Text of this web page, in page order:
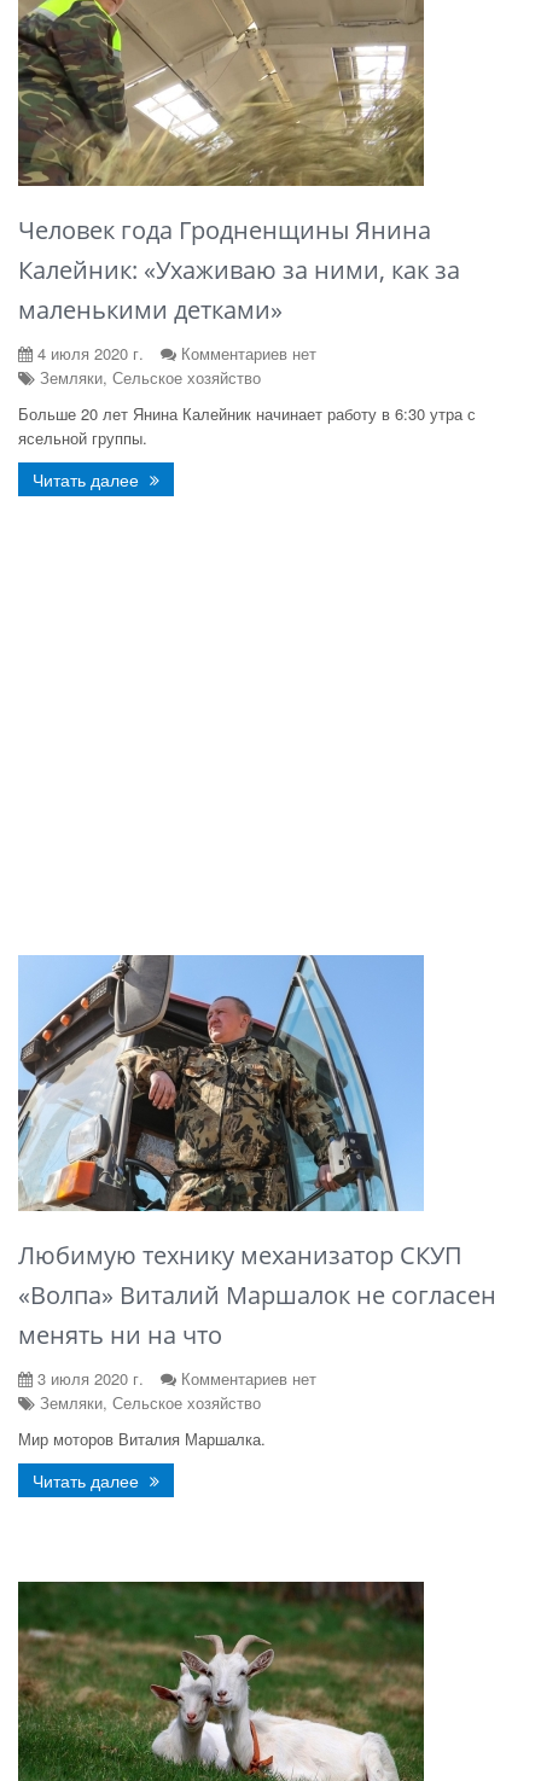
Человек года Гродненщины Янина
Калейник: «Ухаживаю за ними, как за
маленькими детками»
4 июля 2020 г.
Комментариев нет
Земляки, Сельское хозяйство
Больше 20 лет Янина Калейник начинает работу в 6:30 утра с
ясельной группы.
Читать далее
Любимую технику механизатор СКУП
«Волпа» Виталий Маршалок не согласен
менять ни на что
3 июля 2020 г.
Комментариев нет
Земляки, Сельское хозяйство
Мир моторов Виталия Маршалка.
Читать далее